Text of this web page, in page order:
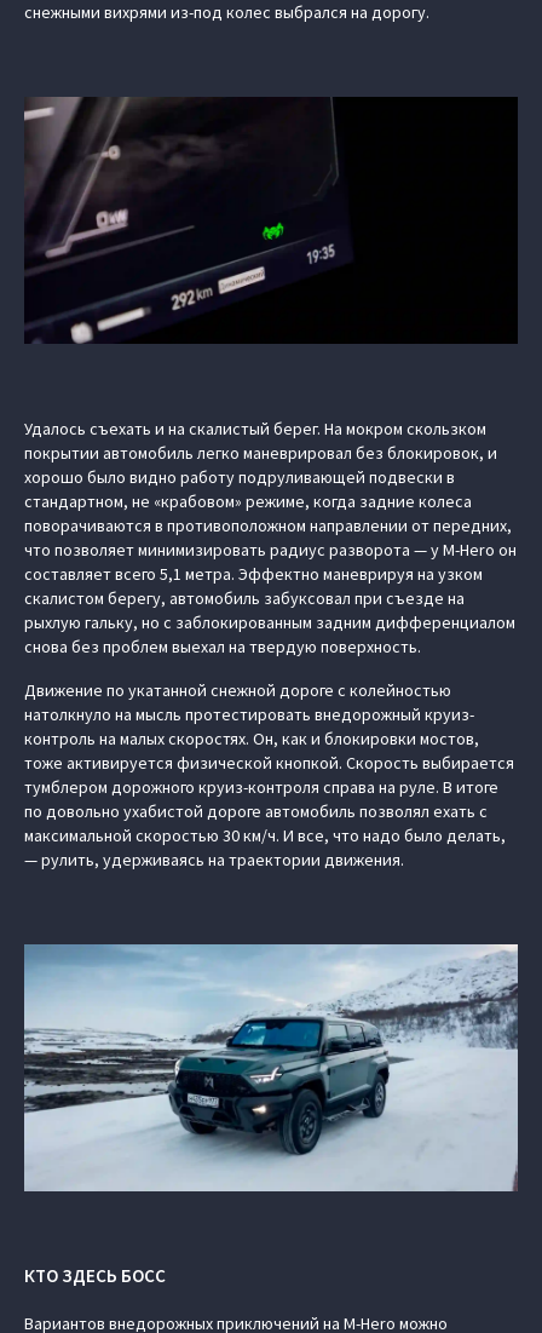
снежными вихрями из-под колес выбрался на дорогу.
Удалось съехать и на скалистый берег. На мокром скользком
покрытии автомобиль легко маневрировал без блокировок, и
хорошо было видно работу подруливающей подвески в
стандартном, не «крабовом» режиме, когда задние колеса
поворачиваются в противоположном направлении от передних,
что позволяет минимизировать радиус разворота — у M-Hero он
составляет всего 5,1 метра. Эффектно маневрируя на узком
скалистом берегу, автомобиль забуксовал при съезде на
рыхлую гальку, но с заблокированным задним дифференциалом
снова без проблем выехал на твердую поверхность.
Движение по укатанной снежной дороге с колейностью
натолкнуло на мысль протестировать внедорожный круиз-
контроль на малых скоростях. Он, как и блокировки мостов,
тоже активируется физической кнопкой. Скорость выбирается
тумблером дорожного круиз-контроля справа на руле. В итоге
по довольно ухабистой дороге автомобиль позволял ехать с
максимальной скоростью 30 км/ч. И все, что надо было делать,
— рулить, удерживаясь на траектории движения.
КТО ЗДЕСЬ БОСС
Вариантов внедорожных приключений на M-Hero можно